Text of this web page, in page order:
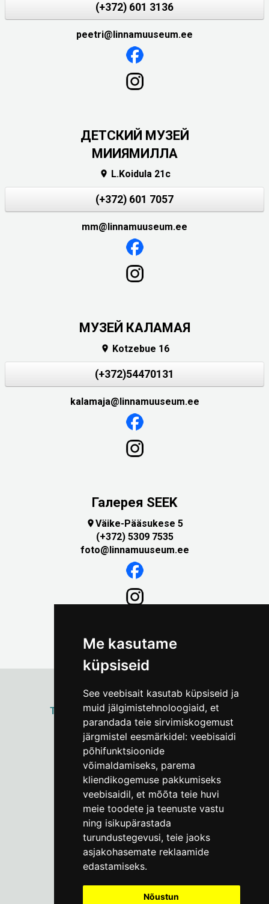
Me kasutame
küpsiseid
See veebisait kasutab küpsiseid ja
muid jälgimistehnoloogiaid, et
parandada teie sirvimiskogemust
järgmistel eesmärkidel: veebisaidi
põhifunktsioonide
võimaldamiseks, parema
kliendikogemuse pakkumiseks
veebisaidil, et mõõta teie huvi
meie toodete ja teenuste vastu
ning isikupärastada
turundustegevusi, teie jaoks
asjakohasemate reklaamide
edastamiseks.
Nõustun
(+372) 601 3136
peetri@linnamuuseum.ee
ДЕТСКИЙ МУЗЕЙ
МИИЯМИЛЛА
 L.Koidula 21c
(+372) 601 7057
mm@linnamuuseum.ee
МУЗЕЙ КАЛАМАЯ
 Kotzebue 16
(+372)54470131
kalamaja@linnamuuseum.ee
Галерея SEEK
Väike-Pääsukese 5
(+372) 5309 7535
foto@linnamuuseum.ee
ТАЛЛИННСКИЙГОРОДСКОЙ МУЗЕЙ
Vene 17
Пн–Пт 9–17:(+372) 610 4178
info@linnamuuseum.ee